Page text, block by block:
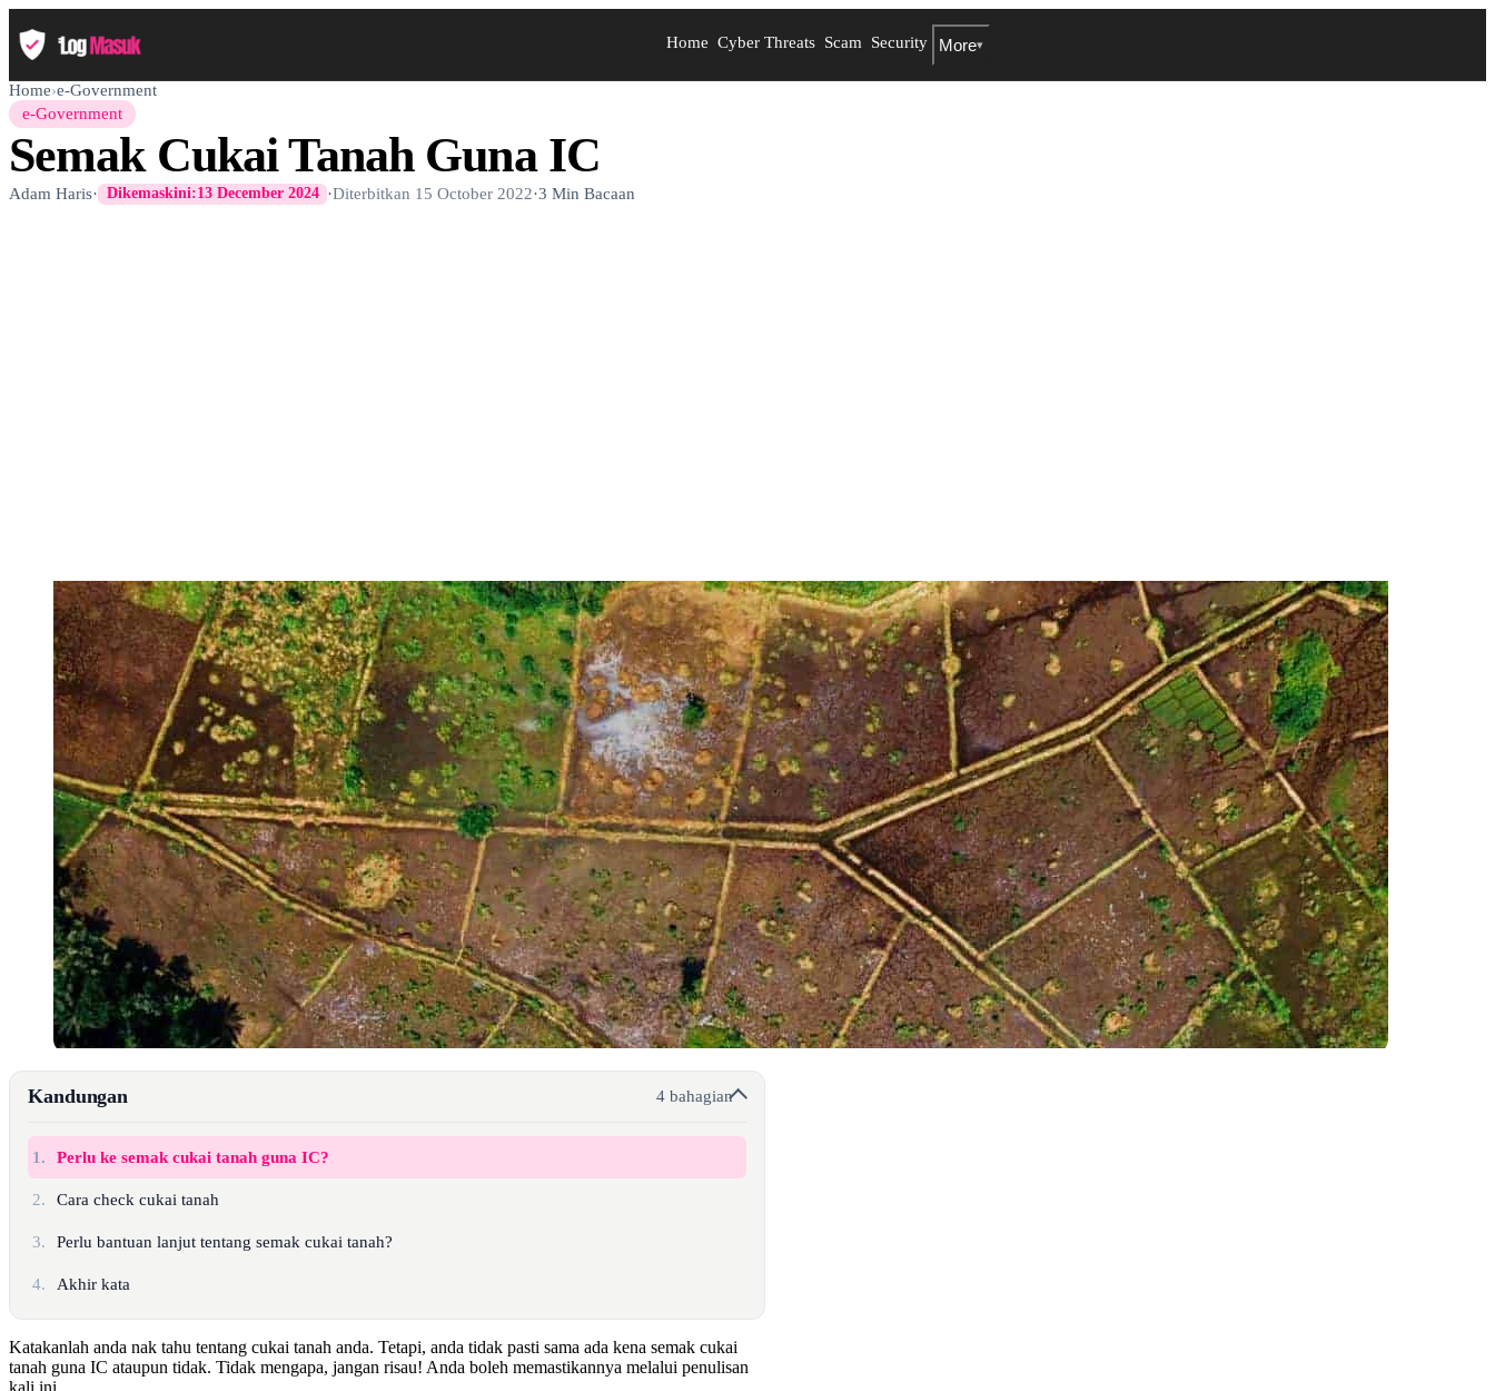
Home Cyber Threats Scam Security More▾
Home›e-Government
e-Government
Semak Cukai Tanah Guna IC
Adam Haris· Dikemaskini:13 December 2024 ·Diterbitkan 15 October 2022·3 Min Bacaan
Kandungan 4 bahagian
1. Perlu ke semak cukai tanah guna IC?
2. Cara check cukai tanah
3. Perlu bantuan lanjut tentang semak cukai tanah?
4. Akhir kata
Katakanlah anda nak tahu tentang cukai tanah anda. Tetapi, anda tidak pasti sama ada kena semak cukai
tanah guna IC ataupun tidak. Tidak mengapa, jangan risau! Anda boleh memastikannya melalui penulisan
kali ini.